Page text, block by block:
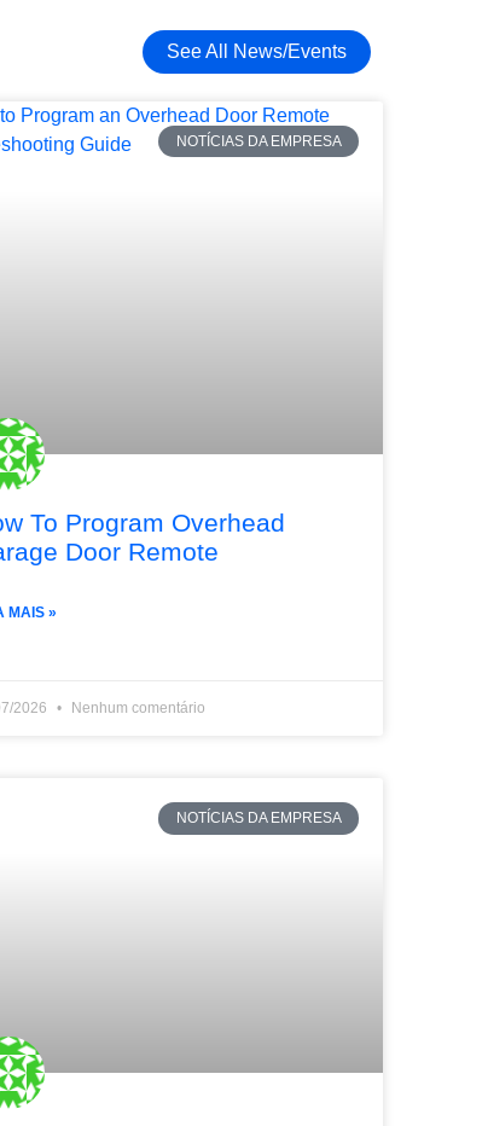
See All News/Events
NOTÍCIAS DA EMPRESA
To Program Overhead
Door Remote
MAIS »
2026 Nenhum comentário
NOTÍCIAS DA EMPRESA